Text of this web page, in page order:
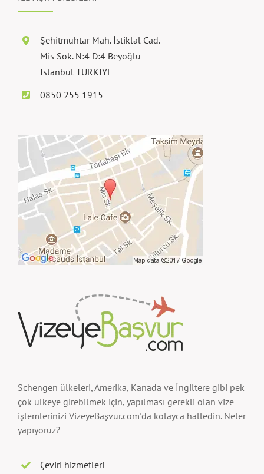
Şehitmuhtar Mah. İstiklal Cad.
Mis Sok. N:4 D:4 Beyoğlu
İstanbul TÜRKİYE
0850 255 1915
Schengen ülkeleri, Amerika, Kanada ve İngiltere gibi pek
çok ülkeye girebilmek için, yapılması gerekli olan vize
işlemlerinizi VizeyeBaşvur.com'da kolayca halledin. Neler
yapıyoruz?
Çeviri hizmetleri